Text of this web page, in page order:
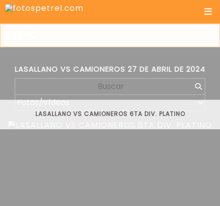
LASALLANO VS CAMIONEROS 27 DE ABRIL DE 2024
LASALLANO VS CAMIONEROS 6TA DIV. PLATINO